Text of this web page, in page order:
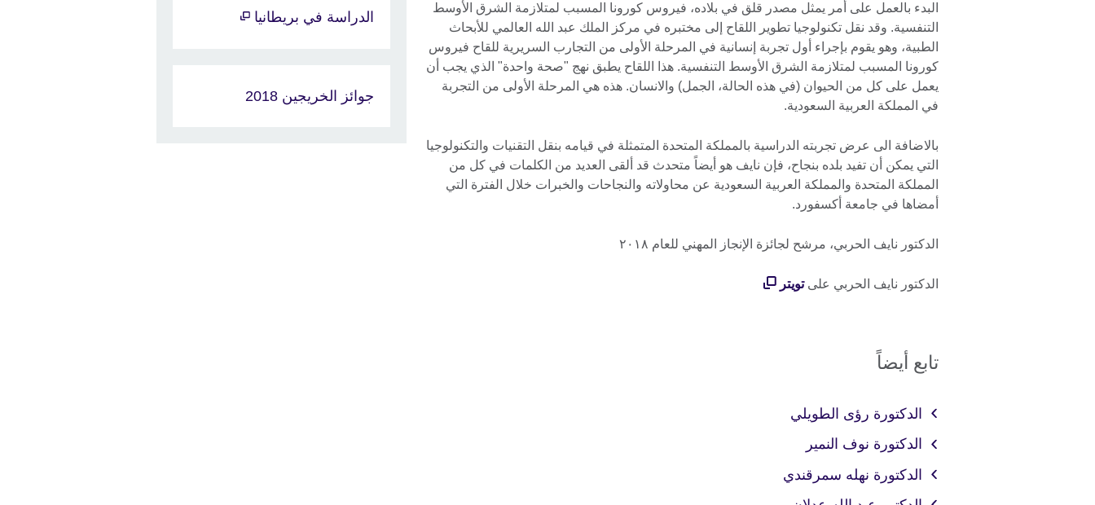
البدء بالعمل على أمر يمثل مصدر قلق في بلاده، فيروس كورونا المسبب لمتلازمة الشرق الأوسط
التنفسية. وقد نقل تكنولوجيا تطوير اللقاح إلى مختبره في مركز الملك عبد الله العالمي للأبحاث
الطبية، وهو يقوم بإجراء أول تجربة إنسانية في المرحلة الأولى من التجارب السريرية للقاح فيروس
كورونا المسبب لمتلازمة الشرق الأوسط التنفسية. هذا اللقاح يطبق نهج "صحة واحدة" الذي يجب أن
يعمل على كل من الحيوان (في هذه الحالة، الجمل) والانسان. هذه هي المرحلة الأولى من التجربة
في المملكة العربية السعودية.
بالاضافة الى عرض تجربته الدراسية بالمملكة المتحدة المتمثلة في قيامه بنقل التقنيات والتكنولوجيا
التي يمكن أن تفيد بلده بنجاح، فإن نايف هو أيضاً متحدث قد ألقى العديد من الكلمات في كل من
المملكة المتحدة والمملكة العربية السعودية عن محاولاته والنجاحات والخبرات خلال الفترة التي
أمضاها في جامعة أكسفورد.
الدكتور نايف الحربي، مرشح لجائزة الإنجاز المهني للعام ٢٠١٨
الدكتور نايف الحربي علىتويتر
تابع أيضاً
الدكتورة رؤى الطويلي
الدكتورة نوف النمير
الدكتورة نهله سمرقندي
الدراسة في بريطانيا
جوائز الخريجين 2018